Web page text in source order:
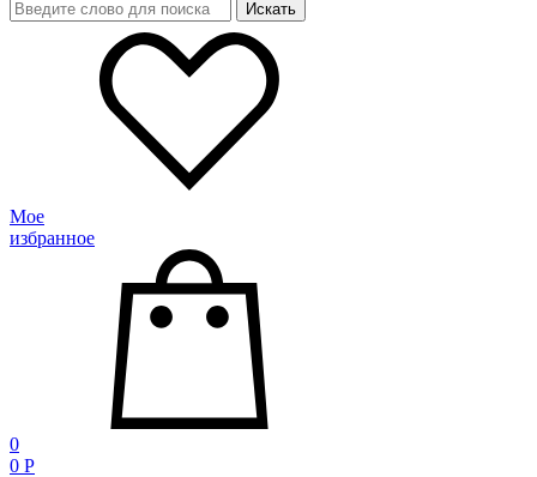
Мое
избранное
0
0 P